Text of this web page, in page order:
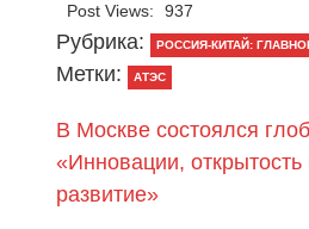
Post Views: 937
Рубрика: РОССИЯ-КИТАЙ:
Метки: АТЭС
В Москве состоялся
«Инновации,
развитие»